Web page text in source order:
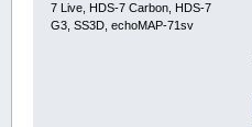
7 Live, HDS-7 Carbon, HDS-7
G3, SS3D, echoMAP-71sv